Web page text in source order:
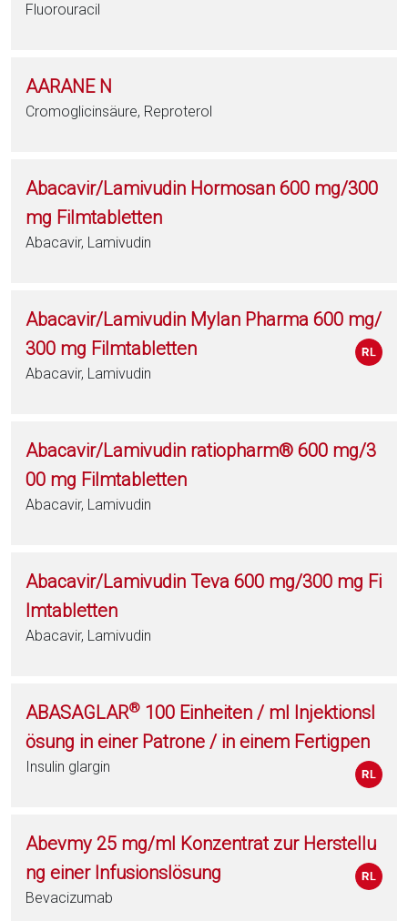
Fluorouracil
AARANE N
Cromoglicinsäure, Reproterol
Abacavir/Lamivudin Hormosan 600 mg/300
mg Filmtabletten
Abacavir, Lamivudin
Abacavir/Lamivudin Mylan Pharma 600 mg/
300 mg Filmtabletten
Abacavir, Lamivudin
Abacavir/Lamivudin ratiopharm® 600 mg/3
00 mg Filmtabletten
Abacavir, Lamivudin
Abacavir/Lamivudin Teva 600 mg/300 mg Fi
lmtabletten
Abacavir, Lamivudin
ABASAGLAR® 100 Einheiten / ml Injektionsl
ösung in einer Patrone / in einem Fertigpen
Insulin glargin
Abevmy 25 mg/ml Konzentrat zur Herstellu
ng einer Infusionslösung
Bevacizumab